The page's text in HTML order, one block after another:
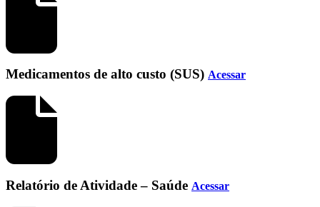
Medicamentos de alto custo (SUS) Acessar
Relatório de Atividade – Saúde Acessar